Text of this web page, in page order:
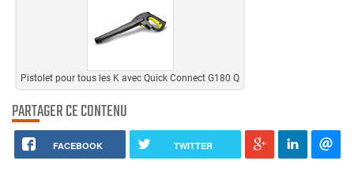
Pistolet pour tous les K avec Quick Connect G180 Q
PARTAGER CE CONTENU
FACEBOOK TWITTER